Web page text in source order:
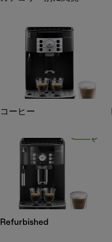
コーヒー
Refurbished